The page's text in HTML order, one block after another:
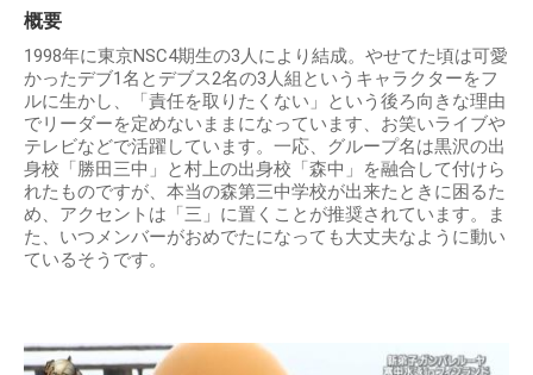
概要
1998年に東京NSC4期生の3人により結成。やせてた頃は可愛
かったデブ1名とデブス2名の3人組というキャラクターをフ
ルに生かし、「責任を取りたくない」という後ろ向きな理由
でリーダーを定めないままになっています、お笑いライブや
テレビなどで活躍しています。一応、グループ名は黒沢の出
身校「勝田三中」と村上の出身校「森中」を融合して付けら
れたものですが、本当の森第三中学校が出来たときに困るた
め、アクセントは「三」に置くことが推奨されています。ま
た、いつメンバーがおめでたになっても大丈夫なように動い
ているそうです。